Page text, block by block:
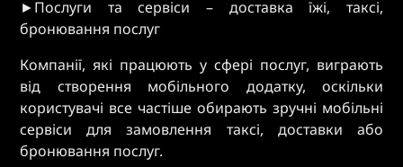
►Послуги та сервіси – доставка їжі, таксі,
бронювання послуг
Компанії, які працюють у сфері послуг, виграють
від створення мобільного додатку, оскільки
користувачі все частіше обирають зручні мобільні
сервіси для замовлення таксі, доставки або
бронювання послуг.